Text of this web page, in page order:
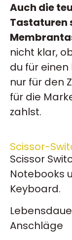
Auch die
Tastaturen
nicht klar,
du für
nur für den
für die
zahlst.
Scissor-
Scissor
Notebooks
Keyboard.
Anschläge